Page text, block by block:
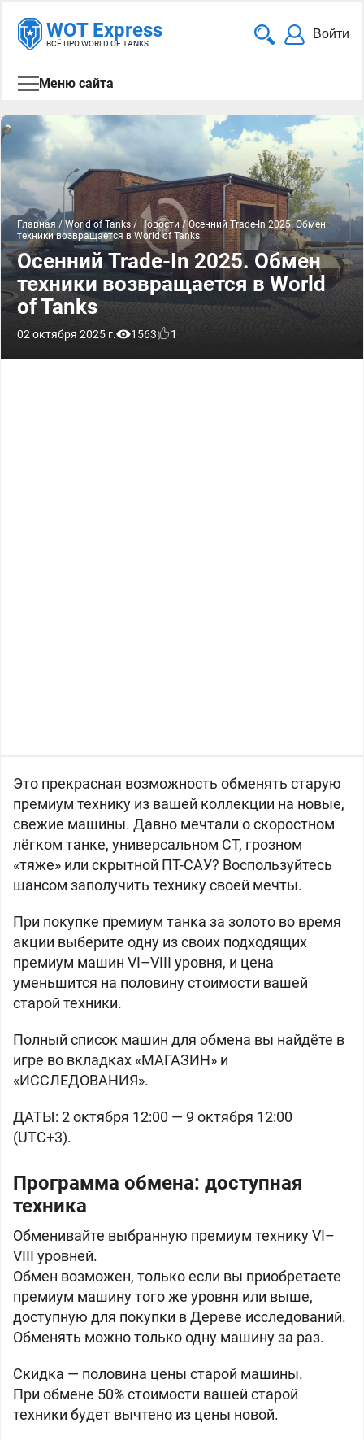
WOT Express
ВСЁ ПРО WORLD OF TANKS
Войти
Меню сайта
Главная / World of Tanks / Новости / Осенний Trade-In 2025. Обмен
техники возвращается в World of Tanks
Осенний Trade-In 2025. Обмен
техники возвращается в World
of Tanks
02 октября 2025 г. 1563 1
Это прекрасная возможность обменять старую
премиум технику из вашей коллекции на новые,
свежие машины. Давно мечтали о скоростном
лёгком танке, универсальном СТ, грозном
«тяже» или скрытной ПТ-САУ? Воспользуйтесь
шансом заполучить технику своей мечты.
При покупке премиум танка за золото во время
акции выберите одну из своих подходящих
премиум машин VI–VIII уровня, и цена
уменьшится на половину стоимости вашей
старой техники.
Полный список машин для обмена вы найдёте в
игре во вкладках «МАГАЗИН» и
«ИССЛЕДОВАНИЯ».
ДАТЫ: 2 октября 12:00 — 9 октября 12:00
(UTC+3).
Программа обмена: доступная
техника
Обменивайте выбранную премиум технику VI–
VIII уровней.
Обмен возможен, только если вы приобретаете
премиум машину того же уровня или выше,
доступную для покупки в Дереве исследований.
Обменять можно только одну машину за раз.
Скидка — половина цены старой машины.
При обмене 50% стоимости вашей старой
техники будет вычтено из цены новой.